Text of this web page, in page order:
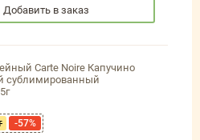
Добавить в заказ
Carte Noire Капучино
сублимированный
-57%